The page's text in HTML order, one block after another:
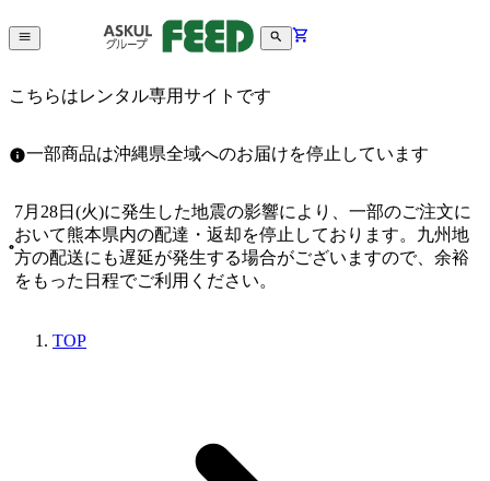
こちらはレンタル専用サイトです
一部商品は沖縄県全域へのお届けを停止しています
7月28日(火)に発生した地震の影響により、一部のご注文に
おいて熊本県内の配達・返却を停止しております。九州地
方の配送にも遅延が発生する場合がございますので、余裕
をもった日程でご利用ください。
TOP